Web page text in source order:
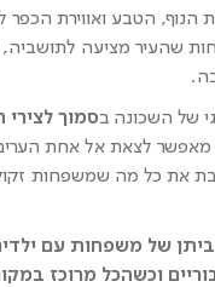
הטבע ואווירת הכפר
שהעיר מציעה לתושביה,
של השכונה ב
לצאת אל אחת
את כל מה שמשפחות
של משפחות עם
וכשהכל מרוכז